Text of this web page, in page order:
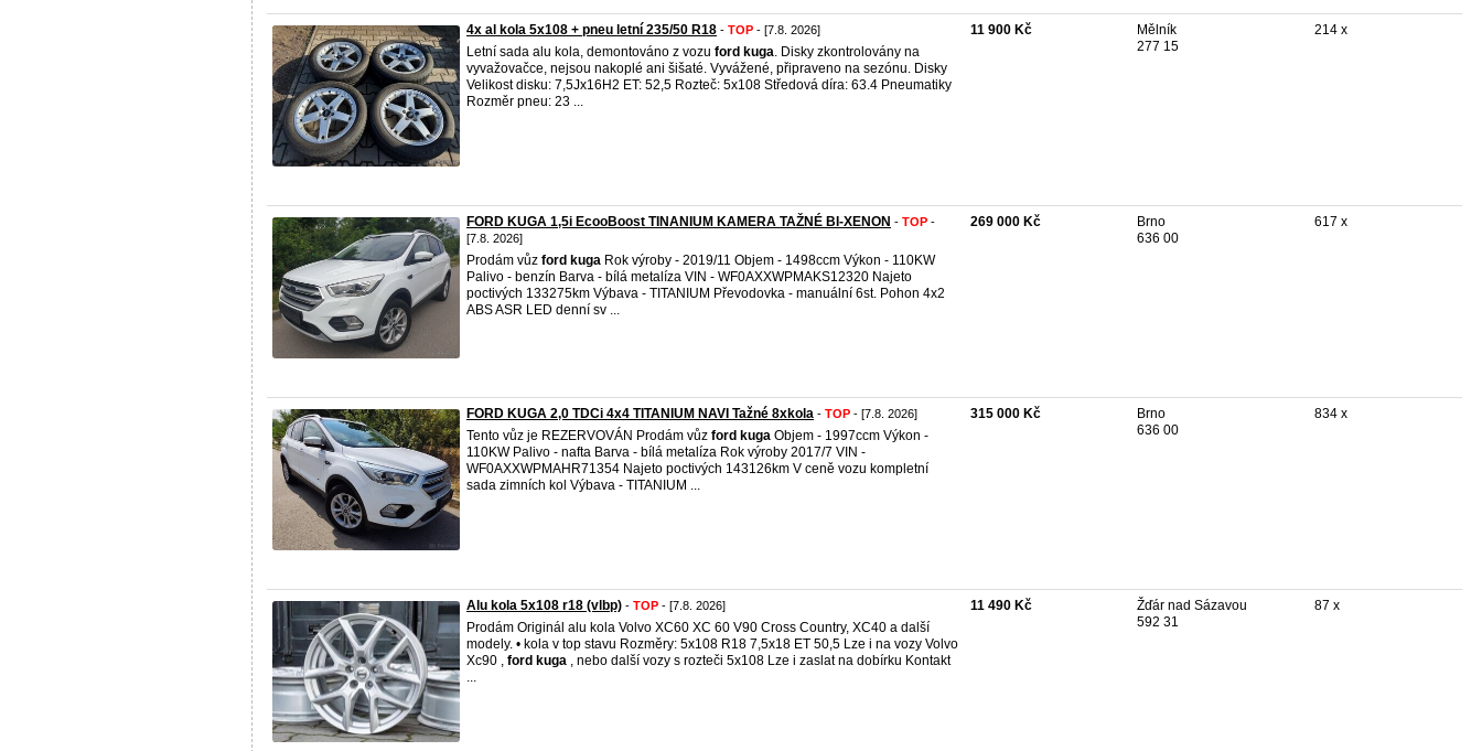
4x al kola 5x108 + pneu letní 235/50 R18 - TOP - [7.8. 2026]
Letní sada alu kola, demontováno z vozu ford kuga. Disky zkontrolovány na
vyvažovačce, nejsou nakoplé ani šišaté. Vyvážené, připraveno na sezónu. Disky
Velikost disku: 7,5Jx16H2 ET: 52,5 Rozteč: 5x108 Středová díra: 63.4 Pneumatiky
Rozměr pneu: 23 ...
11 900 Kč
Mělník
277 15
214 x
FORD KUGA 1,5i EcooBoost TINANIUM KAMERA TAŽNÉ BI-XENON - TOP -
[7.8. 2026]
Prodám vůz ford kuga Rok výroby - 2019/11 Objem - 1498ccm Výkon - 110KW
Palivo - benzín Barva - bílá metalíza VIN - WF0AXXWPMAKS12320 Najeto
poctivých 133275km Výbava - TITANIUM Převodovka - manuální 6st. Pohon 4x2
ABS ASR LED denní sv ...
269 000 Kč
Brno
636 00
617 x
FORD KUGA 2,0 TDCi 4x4 TITANIUM NAVI Tažné 8xkola - TOP - [7.8. 2026]
Tento vůz je REZERVOVÁN Prodám vůz ford kuga Objem - 1997ccm Výkon -
110KW Palivo - nafta Barva - bílá metalíza Rok výroby 2017/7 VIN -
WF0AXXWPMAHR71354 Najeto poctivých 143126km V ceně vozu kompletní
sada zimních kol Výbava - TITANIUM ...
315 000 Kč
Brno
636 00
834 x
Alu kola 5x108 r18 (vlbp) - TOP - [7.8. 2026]
Prodám Originál alu kola Volvo XC60 XC 60 V90 Cross Country, XC40 a další
modely. • kola v top stavu Rozměry: 5x108 R18 7,5x18 ET 50,5 Lze i na vozy Volvo
Xc90 , ford kuga , nebo další vozy s rozteči 5x108 Lze i zaslat na dobírku Kontakt
...
11 490 Kč
Žďár nad Sázavou
592 31
87 x